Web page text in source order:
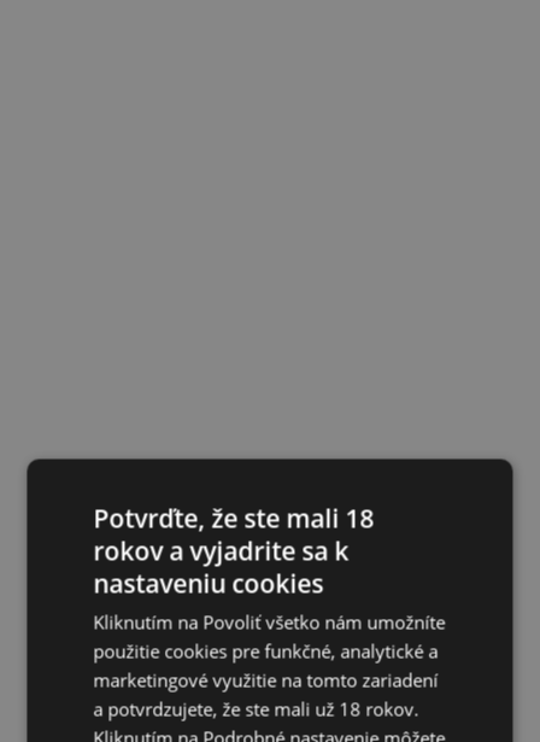
Potvrďte, že ste mali 18
rokov a vyjadrite sa k
nastaveniu cookies
Kliknutím na Povoliť všetko nám umožníte
použitie cookies pre funkčné, analytické a
marketingové využitie na tomto zariadení
a potvrdzujete, že ste mali už 18 rokov.